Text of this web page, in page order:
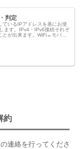
判定
ているIPアドレスを基にお使
ます。IPv4・IPv6接続それぞ
が出来ます。WiFi↔モバイ
約
連絡を行ってくださ